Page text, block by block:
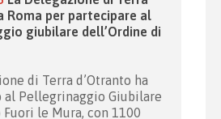
Roma per partecipare al
giubilare dell’Ordine di
di Terra d’Otranto ha
al Pellegrinaggio Giubilare
Fuori le Mura, con 1100